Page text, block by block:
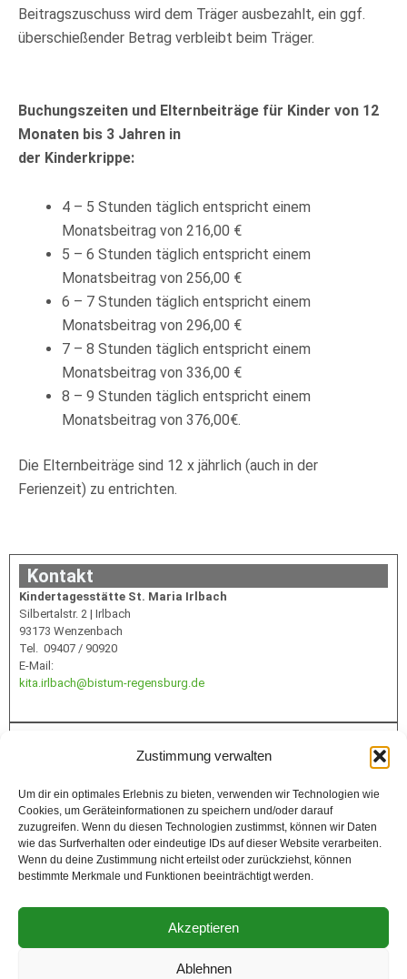
Zustimmung verwalten
Um dir ein optimales Erlebnis zu bieten, verwenden wir Technologien wie
Cookies, um Geräteinformationen zu speichern und/oder darauf
zuzugreifen. Wenn du diesen Technologien zustimmst, können wir Daten
wie das Surfverhalten oder eindeutige IDs auf dieser Website verarbeiten.
Wenn du deine Zustimmung nicht erteilst oder zurückziehst, können
bestimmte Merkmale und Funktionen beeinträchtigt werden.
Akzeptieren
Ablehnen
Beitragszuschuss wird dem Träger ausbezahlt, ein ggf.
überschießender Betrag verbleibt beim Träger.
Buchungszeiten und Elternbeiträge für Kinder von 12
Monaten bis 3 Jahren in
der Kinderkrippe:
4 – 5 Stunden täglich entspricht einem
Monatsbeitrag von 216,00 €
5 – 6 Stunden täglich entspricht einem
Monatsbeitrag von 256,00 €
6 – 7 Stunden täglich entspricht einem
Monatsbeitrag von 296,00 €
7 – 8 Stunden täglich entspricht einem
Monatsbeitrag von 336,00 €
8 – 9 Stunden täglich entspricht einem
Monatsbeitrag von 376,00€.
Die Elternbeiträge sind 12 x jährlich (auch in der
Ferienzeit) zu entrichten.
Kontakt
Kindertagesstätte St. Maria Irlbach
Silbertalstr. 2 | Irlbach
93173 Wenzenbach
Tel. 09407 / 90920
E-Mail:
kita.irlbach@bistum-regensburg.de
Förderung